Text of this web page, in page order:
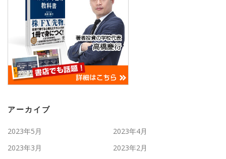
アーカイブ
2023年5月
2023年4月
2023年3月
2023年2月